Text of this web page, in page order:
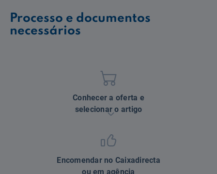
Processo e documentos
necessários
Conhecer a oferta e
selecionar o artigo
Encomendar no Caixadirecta
ou em agência